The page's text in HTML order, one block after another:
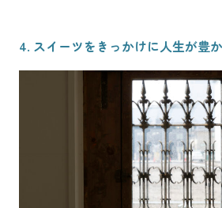
4. スイーツをきっかけに人生が豊